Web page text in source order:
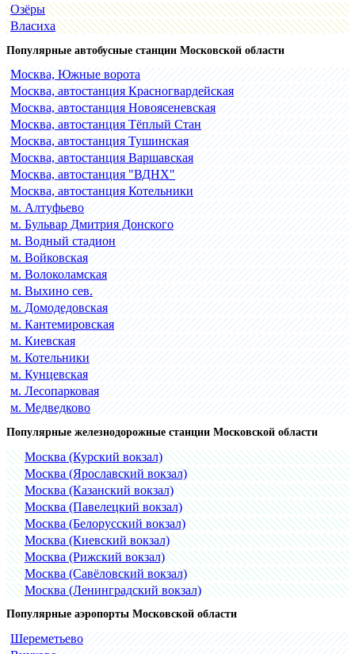
Озёры
Власиха
Популярные автобусные станции Московской области
Москва, Южные ворота
Москва, автостанция Красногвардейская
Москва, автостанция Новоясеневская
Москва, автостанция Тёплый Стан
Москва, автостанция Тушинская
Москва, автостанция Варшавская
Москва, автостанция "ВДНХ"
Москва, автостанция Котельники
м. Алтуфьево
м. Бульвар Дмитрия Донского
м. Водный стадион
м. Войковская
м. Волоколамская
м. Выхино сев.
м. Домодедовская
м. Кантемировская
м. Киевская
м. Котельники
м. Кунцевская
м. Лесопарковая
м. Медведково
Популярные железнодорожные станции Московской области
Москва (Курский вокзал)
Москва (Ярославский вокзал)
Москва (Казанский вокзал)
Москва (Павелецкий вокзал)
Москва (Белорусский вокзал)
Москва (Киевский вокзал)
Москва (Рижский вокзал)
Москва (Савёловский вокзал)
Москва (Ленинградский вокзал)
Популярные аэропорты Московской области
Шереметьево